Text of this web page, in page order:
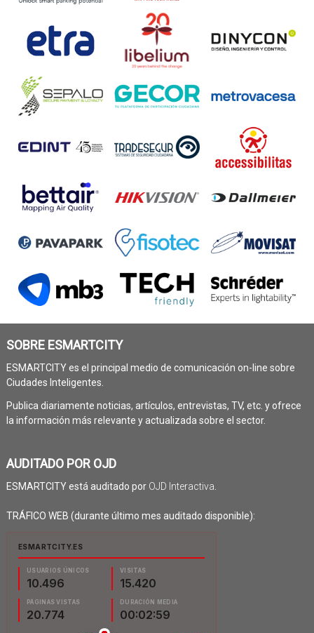
SOBRE ESMARTCITY
ESMARTCITY es el principal medio de comunicación on-line sobre
Ciudades Inteligentes.
Publica diariamente noticias, artículos, entrevistas, TV, etc. y ofrece
la información más relevante y actualizada sobre el sector.
AUDITADO POR OJD
ESMARTCITY está auditado por OJD Interactiva
TRÁFICO WEB (durante último mes auditado disponible):